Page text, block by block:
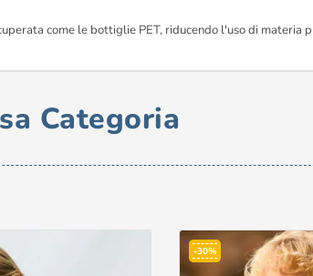
come le bottiglie PET, riducendo l'uso di materia
Categoria
-30%